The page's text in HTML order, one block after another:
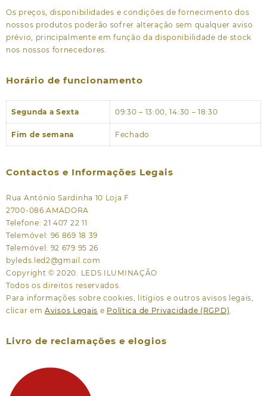
Os preços, disponibilidades e condições de fornecimento dos
nossos produtos poderão sofrer alteração sem qualquer aviso
prévio, principalmente em função da disponibilidade de stock
nos nossos fornecedores.
Horário de funcionamento
Segunda a Sexta 09:30 – 13:00, 14:30 – 18:30
Fim de semana Fechado
Contactos e Informações Legais
Rua António Sardinha 10 Loja F
2700-086 AMADORA
Telefone: 21 407 22 11
Telemóvel: 96 869 18 39
Telemóvel: 92 679 95 26
byleds.led2@gmail.com
Copyright © 2020. LEDS ILUMINAÇÃO
Todos os direitos reservados.
Para informações sobre cookies, litígios e outros avisos legais,
clicar em Avisos Legais e Política de Privacidade (RGPD).
Livro de reclamações e elogios